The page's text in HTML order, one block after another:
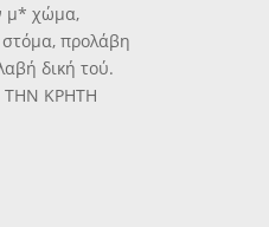
μ* χώμα,
στόμα, προλάβη
δική τού.
ΤΗΝ ΚΡΗΤΗ